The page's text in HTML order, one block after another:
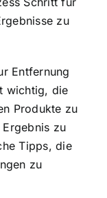
zu
Entfernung
wichtig, die
Produkte zu
zu
Tipps, die
zu